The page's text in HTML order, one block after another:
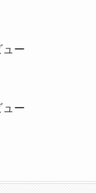
ー
ー